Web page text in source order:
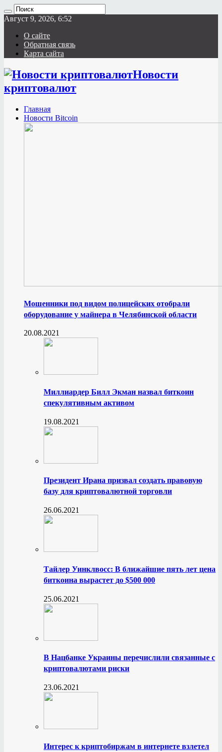
Август 9, 2026, 6:52
О сайте
Обратная связь
Карта сайта
Новости
криптовалют
Главная
Новости Bitcoin
Мошенники под видом полицейских отобрали
оборудование у майнера в Челябинской области
20.08.2021
Миллиардер Билл Экман назвал биткоин
спекулятивным активом
19.08.2021
Президент Ирана призвал создать правовую
базу для криптовалютной торговли
26.06.2021
Тайлер Уинклвосс: В ближайшие пять лет цена
биткоина вырастет до $500 000
25.06.2021
В Нацбанке Украины перечислили связанные с
криптовалютами риски
23.06.2021
Интерес к криптобиржам в интернете взлетел